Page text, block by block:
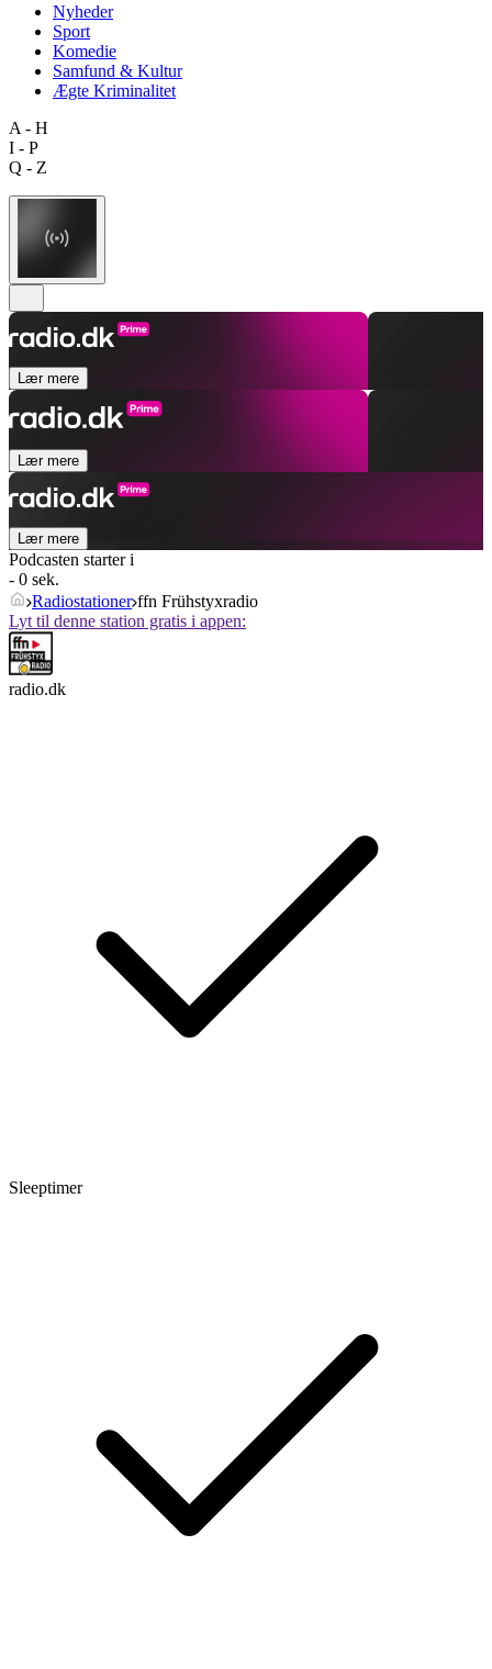
Nyheder
Sport
Komedie
Samfund & Kultur
Ægte Kriminalitet
A - H
I - P
Q - Z
Lær mere
Lær mere
Lær mere
Podcasten starter i
- 0 sek.
Radiostationer ffn Frühstyxradio
Lyt til denne station gratis i appen:
radio.dk
Sleeptimer